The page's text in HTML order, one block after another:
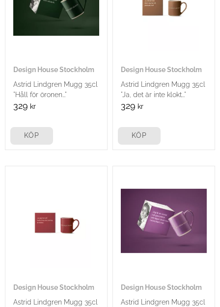
Design House Stockholm
Astrid Lindgren Mugg 35cl
"Håll för öronen..."
329 kr
KÖP
Design House Stockholm
Astrid Lindgren Mugg 35cl
"Ja, det är inte klokt..."
329 kr
KÖP
Design House Stockholm
Astrid Lindgren Mugg 35cl
Design House Stockholm
Astrid Lindgren Mugg 35cl